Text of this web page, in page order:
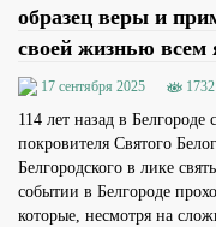
образец веры и
своей жизнью
17 сентября 2025 1732
114 лет назад в Белгороде
покровителя Святого
Белгородского в лике
событии в Белгороде
которые, несмотря на